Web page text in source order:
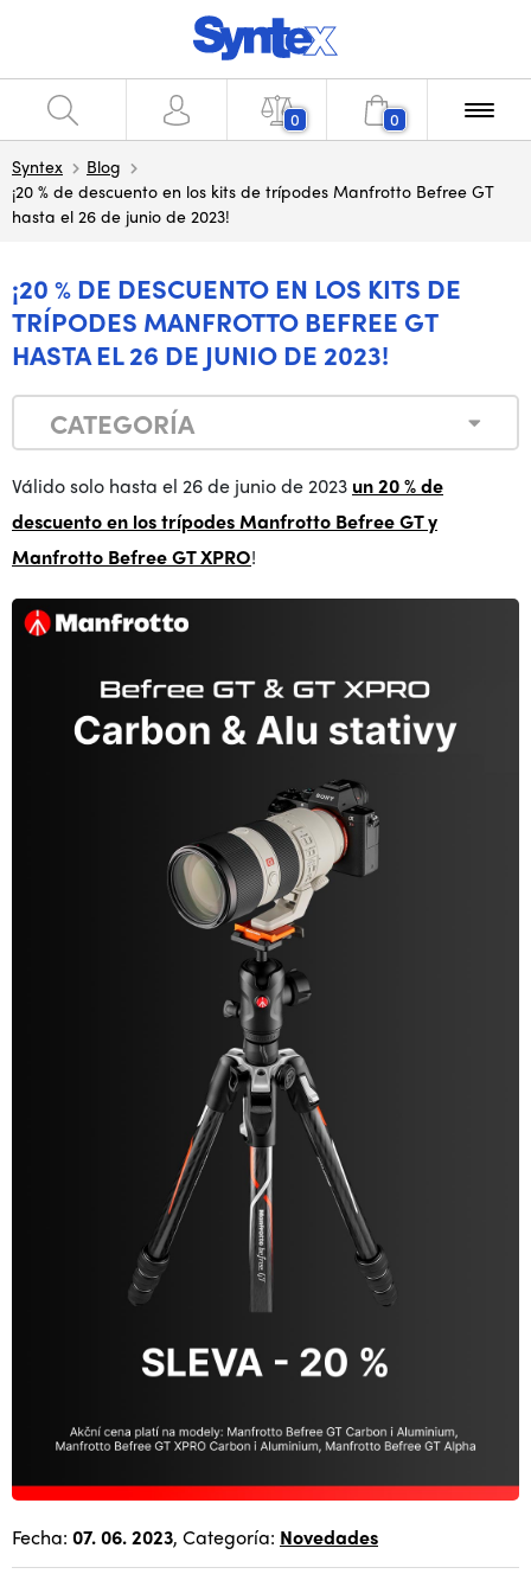
0 0
Syntex
Blog
¡20 % de descuento en los kits de trípodes Manfrotto Befree GT
hasta el 26 de junio de 2023!
¡20 % DE DESCUENTO EN LOS KITS DE
TRÍPODES MANFROTTO BEFREE GT
HASTA EL 26 DE JUNIO DE 2023!
CATEGORÍA
Válido solo hasta el 26 de junio de 2023 un 20 % de
descuento en los trípodes Manfrotto Befree GT y
Manfrotto Befree GT XPRO!
Fecha: 07. 06. 2023, Categoría: Novedades